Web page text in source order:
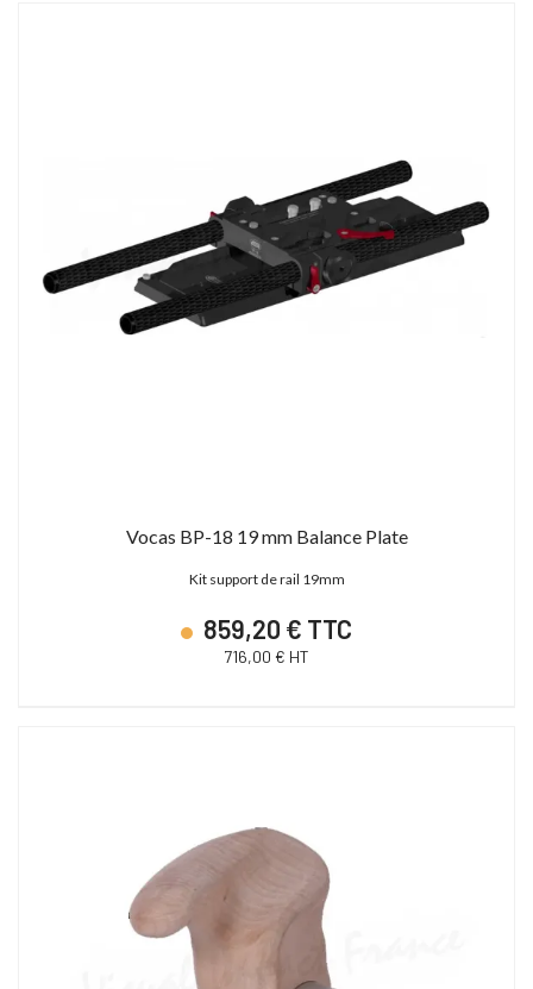
Vocas BP-18 19 mm Balance Plate
Kit support de rail 19mm
859,20 € TTC
716,00 € HT